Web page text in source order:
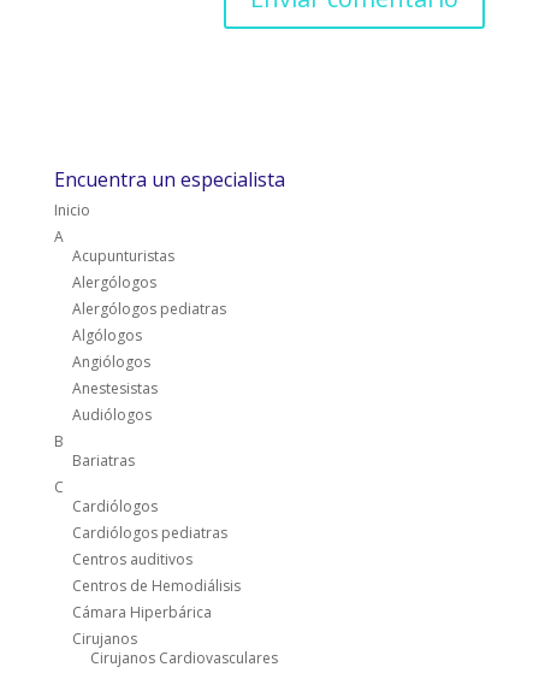
Encuentra un especialista
Inicio
A
Acupunturistas
Alergólogos
Alergólogos pediatras
Algólogos
Angiólogos
Anestesistas
Audiólogos
B
Bariatras
C
Cardiólogos
Cardiólogos pediatras
Centros auditivos
Centros de Hemodiálisis
Cámara Hiperbárica
Cirujanos
Cirujanos Cardiovasculares